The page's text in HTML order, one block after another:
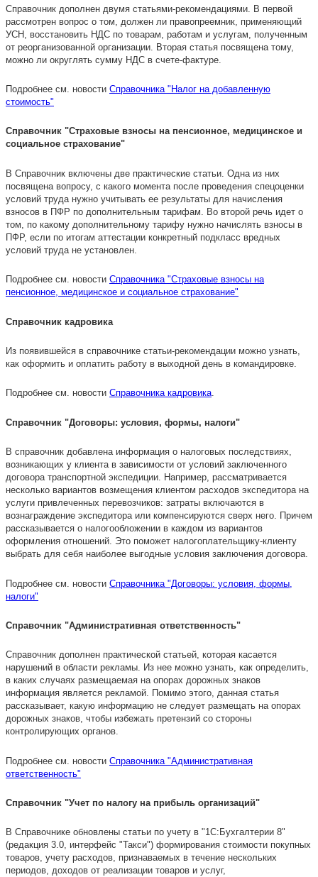
Справочник дополнен двумя статьями-рекомендациями. В первой
рассмотрен вопрос о том, должен ли правопреемник, применяющий
УСН, восстановить НДС по товарам, работам и услугам, полученным
от реорганизованной организации. Вторая статья посвящена тому,
можно ли округлять сумму НДС в счете-фактуре.
Подробнее см. новости Справочника "Налог на добавленную
стоимость"
Справочник "Страховые взносы на пенсионное, медицинское и
социальное страхование"
В Справочник включены две практические статьи. Одна из них
посвящена вопросу, с какого момента после проведения спецоценки
условий труда нужно учитывать ее результаты для начисления
взносов в ПФР по дополнительным тарифам. Во второй речь идет о
том, по какому дополнительному тарифу нужно начислять взносы в
ПФР, если по итогам аттестации конкретный подкласс вредных
условий труда не установлен.
Подробнее см. новости Справочника "Страховые взносы на
пенсионное, медицинское и социальное страхование"
Справочник кадровика
Из появившейся в справочнике статьи-рекомендации можно узнать,
как оформить и оплатить работу в выходной день в командировке.
Подробнее см. новости Справочника кадровика.
Справочник "Договоры: условия, формы, налоги"
В справочник добавлена информация о налоговых последствиях,
возникающих у клиента в зависимости от условий заключенного
договора транспортной экспедиции. Например, рассматривается
несколько вариантов возмещения клиентом расходов экспедитора на
услуги привлеченных перевозчиков: затраты включаются в
вознаграждение экспедитора или компенсируются сверх него. Причем
рассказывается о налогообложении в каждом из вариантов
оформления отношений. Это поможет налогоплательщику-клиенту
выбрать для себя наиболее выгодные условия заключения договора.
Подробнее см. новости Справочника "Договоры: условия, формы,
налоги"
Справочник "Административная ответственность"
Справочник дополнен практической статьей, которая касается
нарушений в области рекламы. Из нее можно узнать, как определить,
в каких случаях размещаемая на опорах дорожных знаков
информация является рекламой. Помимо этого, данная статья
рассказывает, какую информацию не следует размещать на опорах
дорожных знаков, чтобы избежать претензий со стороны
контролирующих органов.
Подробнее см. новости Справочника "Административная
ответственность"
Справочник "Учет по налогу на прибыль организаций"
В Справочнике обновлены статьи по учету в "1С:Бухгалтерии 8"
(редакция 3.0, интерфейс "Такси") формирования стоимости покупных
товаров, учету расходов, признаваемых в течение нескольких
периодов, доходов от реализации товаров и услуг,